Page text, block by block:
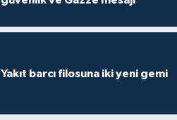
Yakıt barcı filosuna iki yeni gemi